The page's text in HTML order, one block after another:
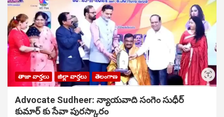
తాజా వార్తలు జిల్లా వార్తలు తెలంగాణ
Advocate Sudheer: న్యాయవాది సంగెం సుధీర్
కుమార్ కు సేవా పురస్కారం